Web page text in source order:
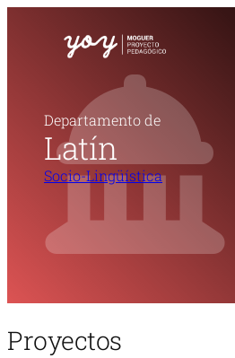
Departamento de
Latín
Socio-Lingüística
Proyectos